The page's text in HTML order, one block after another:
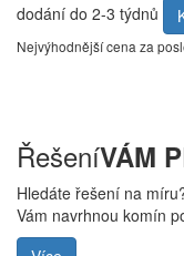
dodání do 2-3 týdnů
Nejvýhodnější cena za
ŘešeníVÁM
Hledáte řešení na
Vám navrhnou komín